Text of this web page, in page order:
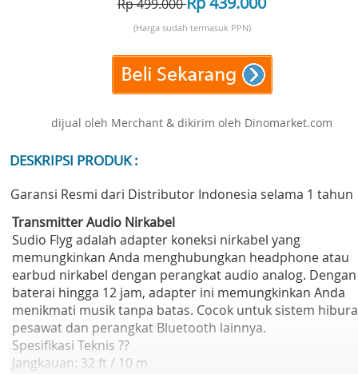
Rp 499.000
(Harga sudah termasuk PPN)
dijual oleh Merchant & dikirim oleh Dinomarket.com
DESKRIPSI PRODUK :
Garansi Resmi dari Distributor Indonesia selama 1 tahun
Transmitter Audio Nirkabel
Sudio Flyg adalah adapter koneksi nirkabel yang
memungkinkan Anda menghubungkan headphone atau
earbud nirkabel dengan perangkat audio analog. Dengan
baterai hingga 12 jam, adapter ini memungkinkan Anda
menikmati musik tanpa batas. Cocok untuk sistem
pesawat dan perangkat Bluetooth lainnya.
Spesifikasi Teknis ??
Jangkauan: 32 ft / 10 m